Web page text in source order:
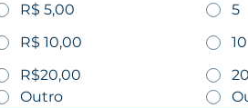
R$ 5,00
R$ 10,00
R$20,00
Outro
5
10
20